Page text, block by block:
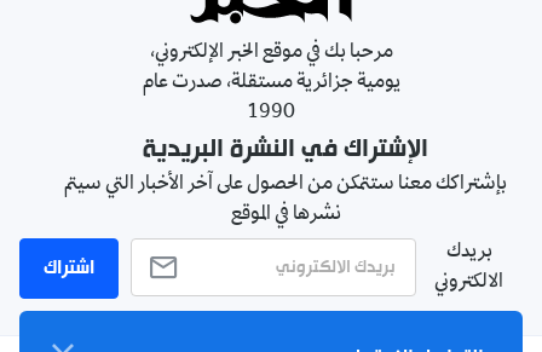
مرحبا بك في موقع الخبر الإلكتروني،
يومية جزائرية مستقلة، صدرت عام
1990
الإشتراك في النشرة البريدية
بإشتراكك معنا ستتمكن من الحصول على آخر الأخبار التي سيتم
نشرها في الموقع
بريدك
الالكتروني
اشتراك